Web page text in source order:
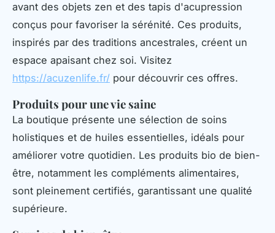
avant des objets zen et des tapis d'acupression
conçus pour favoriser la sérénité. Ces produits,
inspirés par des traditions ancestrales, créent un
espace apaisant chez soi. Visitez
https://acuzenlife.fr/ pour découvrir ces offres.
Produits pour une vie saine
La boutique présente une sélection de soins
holistiques et de huiles essentielles, idéals pour
améliorer votre quotidien. Les produits bio de bien-
être, notamment les compléments alimentaires,
sont pleinement certifiés, garantissant une qualité
supérieure.